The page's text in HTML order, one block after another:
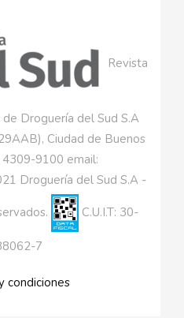
Revista
Droguería del Sud S.A
Ciudad de Buenos
9100 email:
Droguería del Sud S.A -
C.U.I.T: 30-
7
condiciones